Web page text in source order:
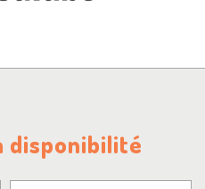
disponibilité